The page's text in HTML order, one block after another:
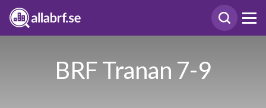
BRF Tranan 7-9